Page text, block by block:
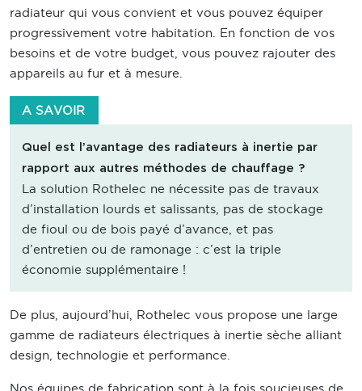
radiateur qui vous convient et vous pouvez équiper
progressivement votre habitation. En fonction de vos
besoins et de votre budget, vous pouvez rajouter des
appareils au fur et à mesure.
A SAVOIR
Quel est l’avantage des radiateurs à inertie par
rapport aux autres méthodes de chauffage ?
La solution Rothelec ne nécessite pas de travaux
d’installation lourds et salissants, pas de stockage
de fioul ou de bois payé d’avance, et pas
d’entretien ou de ramonage : c’est la triple
économie supplémentaire !
De plus, aujourd’hui, Rothelec vous propose une large
gamme de radiateurs électriques à inertie sèche alliant
design, technologie et performance.
Nos équipes de fabrication sont à la fois soucieuses de